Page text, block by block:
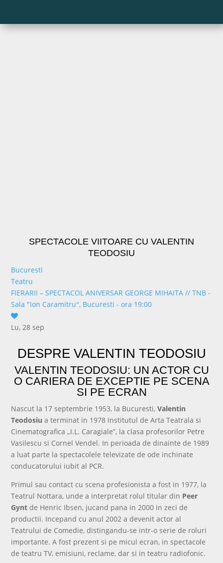
SPECTACOLE VIITOARE CU VALENTIN
TEODOSIU
Bucuresti
Teatru
FIERARII – SPECTACOL ANIVERSAR GEORGE MIHAITA// TNB -
Sala "Ion Caramitru", Bucuresti - ora 19:00
Lu, 28 sep
DESPRE VALENTIN TEODOSIU
VALENTIN TEODOSIU: UN ACTOR CU
O CARIERA DE EXCEPTIE PE SCENA
SI PE ECRAN
Nascut la 17 septembrie 1953, la Bucuresti,Valentin
Teodosiu a terminat in 1978 Institutul de Arta Teatrala si
Cinematografica „I.L. Caragiale”, la clasa profesorilor Petre
Vasilescu si Cornel Vendel. In perioada de dinainte de 1989
a luat parte la spectacolele televizate de ode inchinate
conducatorului iubit al PCR.
Primul sau contact cu scena profesionista a fost in 1977, la
Teatrul Nottara, unde a interpretat rolul titular din Peer
Gynt de Henric Ibsen, jucand pana in 2000 in zeci de
productii. Incepand cu anul 2002 a devenit actor al
Teatrului de Comedie, distingandu-se intr-o serie de roluri
importante. A fost prezent si pe micul ecran, in spectacole
de teatru TV, emisiuni, reclame, dar si in teatru radiofonic.